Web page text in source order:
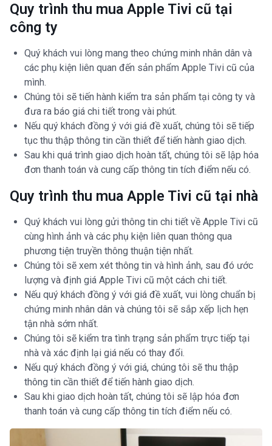
Quy trình thu mua Apple Tivi cũ tại
công ty
Quý khách vui lòng mang theo chứng minh nhân dân và
các phụ kiện liên quan đến sản phẩm Apple Tivi cũ của
mình.
Chúng tôi sẽ tiến hành kiểm tra sản phẩm tại công ty và
đưa ra báo giá chi tiết trong vài phút.
Nếu quý khách đồng ý với giá đề xuất, chúng tôi sẽ tiếp
tục thu thập thông tin cần thiết để tiến hành giao dịch.
Sau khi quá trình giao dịch hoàn tất, chúng tôi sẽ lập hóa
đơn thanh toán và cung cấp thông tin tích điểm nếu có.
Quy trình thu mua Apple Tivi cũ tại nhà
Quý khách vui lòng gửi thông tin chi tiết về Apple Tivi cũ
cùng hình ảnh và các phụ kiện liên quan thông qua
phương tiện truyền thông thuận tiện nhất.
Chúng tôi sẽ xem xét thông tin và hình ảnh, sau đó ước
lượng và định giá Apple Tivi cũ một cách chi tiết.
Nếu quý khách đồng ý với giá đề xuất, vui lòng chuẩn bị
chứng minh nhân dân và chúng tôi sẽ sắp xếp lịch hẹn
tận nhà sớm nhất.
Chúng tôi sẽ kiểm tra tình trạng sản phẩm trực tiếp tại
nhà và xác định lại giá nếu có thay đổi.
Nếu quý khách đồng ý với giá, chúng tôi sẽ thu thập
thông tin cần thiết để tiến hành giao dịch.
Sau khi giao dịch hoàn tất, chúng tôi sẽ lập hóa đơn
thanh toán và cung cấp thông tin tích điểm nếu có.